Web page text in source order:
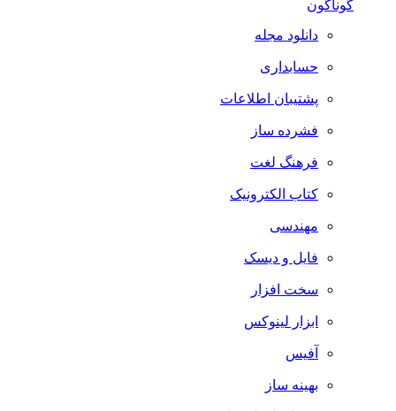
گوناگون
دانلود مجله
حسابداری
پشتیبان اطلاعات
فشرده ساز
فرهنگ لغت
کتاب الکترونیک
مهندسی
فایل و دیسک
سخت افزار
ابزار لینوکس
آفیس
بهینه ساز